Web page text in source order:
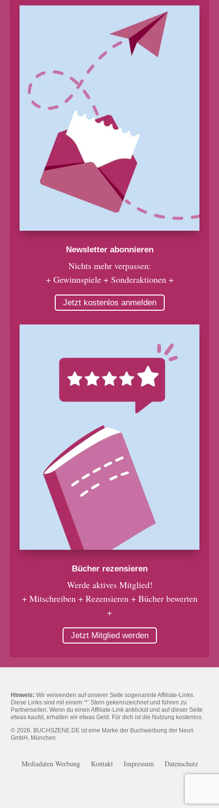
Newsletter abonnieren
Nichts mehr verpassen:
+ Gewinnspiele + Sonderaktionen +
Jetzt kostenlos anmelden
Bücher rezensieren
Werde aktives Mitglied!
+ Mitschreiben + Rezensieren + Bücher bewerten
+
Jetzt Mitglied werden
Hinweis: Wir verwenden auf unserer Seite sogenannte Affiliate-Links.
Diese Links sind mit einem ‘*‘ Stern gekennzeichnet und führen zu
Partnerseiten. Wenn du einen Affiliate-Link anklickst und auf dieser Seite
etwas kaufst, erhalten wir etwas Geld. Für dich ist die Nutzung kostenlos.
© 2026. BUCHSZENE.DE ist eine Marke der Buchwerbung der Neun
GmbH, München
Mediadaten Werbung Kontakt Impressum Datenschutz